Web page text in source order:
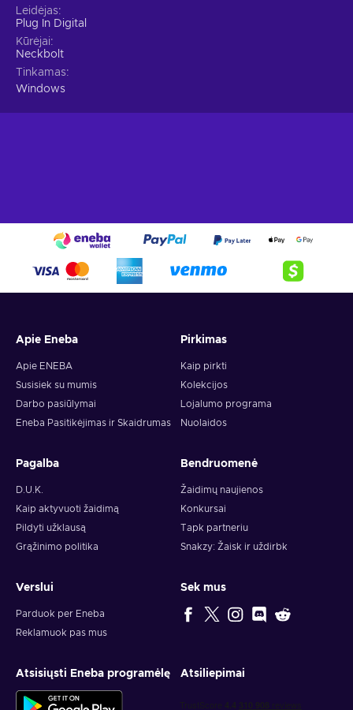
Leidėjas
Plug In Digital
Kūrėjai
Neckbolt
Tinkamas
Windows
Apie Eneba
Apie ENEBA
Susisiek su mumis
Darbo pasiūlymai
Eneba Pasitikėjimas ir Skaidrumas
Pirkimas
Kaip pirkti
Kolekcijos
Lojalumo programa
Nuolaidos
Pagalba
D.U.K.
Kaip aktyvuoti žaidimą
Pildyti užklausą
Grąžinimo politika
Bendruomenė
Žaidimų naujienos
Konkursai
Tapk partneriu
Snakzy: Žaisk ir uždirbk
Verslui
Parduok per Eneba
Reklamuok pas mus
Sek mus
Atsisiųsti Eneba programėlę Atsiliepimai